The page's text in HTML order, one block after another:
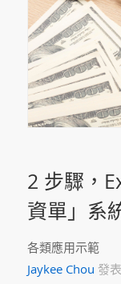
2 步驟，
資單」系
各類應用示範
Jaykee Chou 發